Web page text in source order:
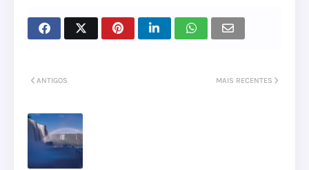
MAIS RECENTES
ANTIGOS